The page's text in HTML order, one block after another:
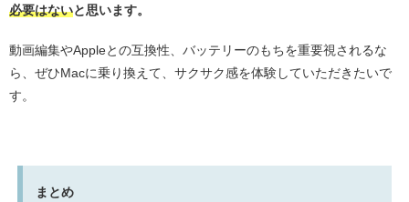
必要はないと思います。
動画編集やAppleとの互換性、バッテリーのもちを重要視されるな
ら、ぜひMacに乗り換えて、サクサク感を体験していただきたいで
す。
まとめ